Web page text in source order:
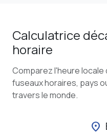
Calculatrice
horaire
Comparez l'heure locale
fuseaux horaires, pays
travers le monde.
location_on